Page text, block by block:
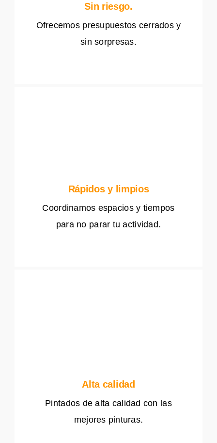
Sin riesgo.
Ofrecemos presupuestos cerrados y
sin sorpresas.
Rápidos y limpios
Coordinamos espacios y tiempos
para no parar tu actividad.
Alta calidad
Pintados de alta calidad con las
mejores pinturas.